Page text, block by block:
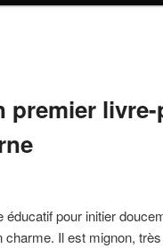
premier
pour initier
Il est mignon,